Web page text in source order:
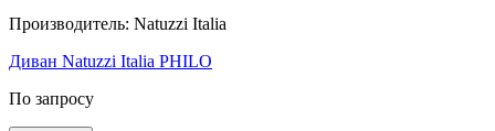
Производитель: Natuzzi Italia
Диван Natuzzi Italia PHILO
По запросу